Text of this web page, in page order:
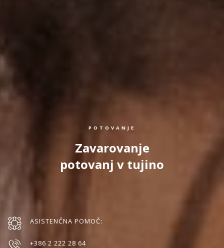
POTOVANJE
Zavarovanje
potovanj v tujino
ASISTENČNA POMOČ:
+386 2 222 28 64